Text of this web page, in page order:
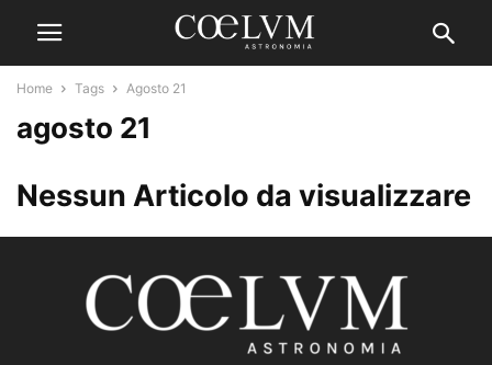
Home Tags Agosto 21
agosto 21
Nessun Articolo da visualizzare